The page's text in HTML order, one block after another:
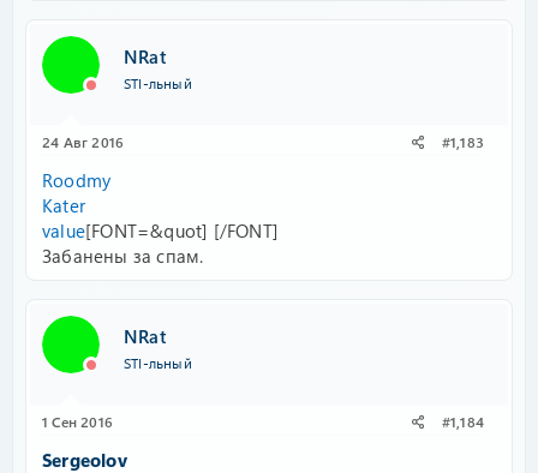
NRat
STI-льный
24 Авг 2016 #1,183
Roodmy
Kater
value[FONT=&quot] [/FONT]
Забанены за спам.
NRat
STI-льный
1 Сен 2016 #1,184
Sergeolov